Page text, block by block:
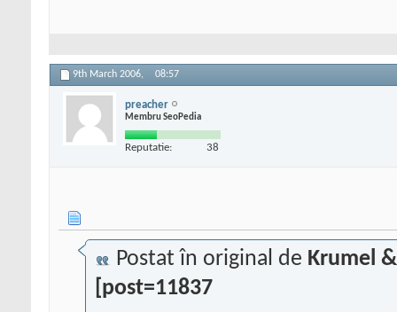
9th March 2006, 08:57
preacher
Membru SeoPedia
Reputatie: 38
Postat în original de Krumel
[post=11837